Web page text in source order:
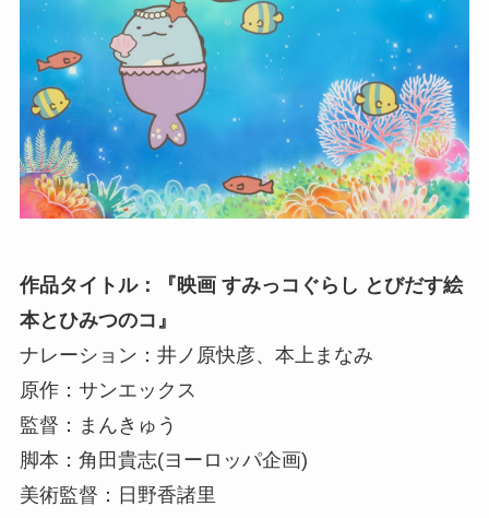
作品タイトル：『映画 すみっコぐらし とびだす絵
本とひみつのコ』
ナレーション：井ノ原快彦、本上まなみ
原作：サンエックス
監督：まんきゅう
脚本：角田貴志(ヨーロッパ企画)
美術監督：日野香諸里